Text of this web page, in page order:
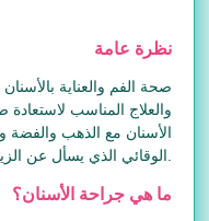
نظرة عامة
صحة الفم والعناية
والعلاج المناسب
الأسنان مع الذهب والفضة
ما هي جراحة الأسنان؟